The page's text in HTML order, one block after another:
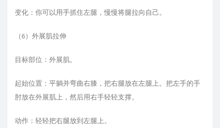
变化：你可以用手抓住左腿，慢慢将腿拉向自己。
（6）外展肌拉伸
目标部位：外展肌。
起始位置：平躺并弯曲右膝，把右腿放在左腿上。把左手的手
肘放在外展肌上，然后用右手轻轻支撑。
动作：轻轻把右腿放到左腿上。